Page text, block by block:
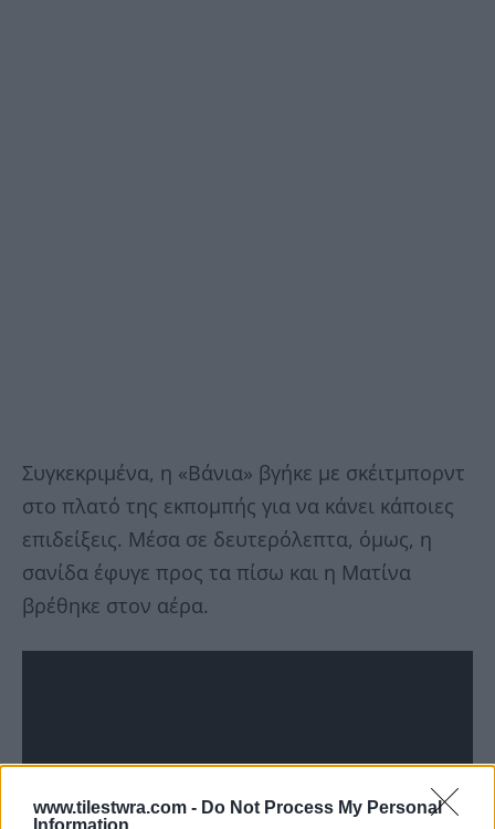
www.tilestwra.com - Do Not Process My Personal
Information
Συγκεκριμένα, η «Βάνια» βγήκε με σκέιτμπορντ
στο πλατό της εκπομπής για να κάνει κάποιες
επιδείξεις. Μέσα σε δευτερόλεπτα, όμως, η
σανίδα έφυγε προς τα πίσω και η Ματίνα
βρέθηκε στον αέρα.